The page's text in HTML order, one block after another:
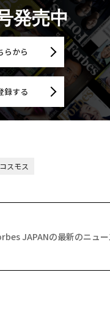
発売中
らから
録する
スモス
JAPANの最新のニュ